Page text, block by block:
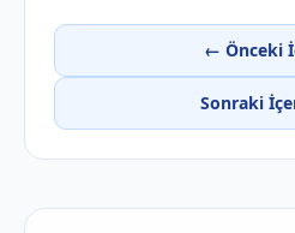
← Önceki
Sonraki